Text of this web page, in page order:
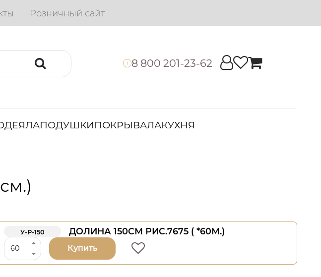
Розничный сайт
i 8 800 201-23-62
ПОДУШКИПОКРЫВАЛАКУХНЯ
У-Р-150 ДОЛИНА 150СМ РИС.7675 ( *60М.)
Купить